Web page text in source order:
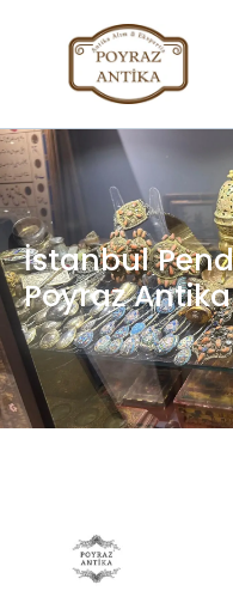
İstanbul
Poyraz Antika